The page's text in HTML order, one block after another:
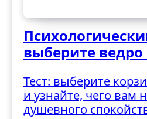
выберите ведро
трудностями
Тест: выберите
и узнайте, чего вам
душевного